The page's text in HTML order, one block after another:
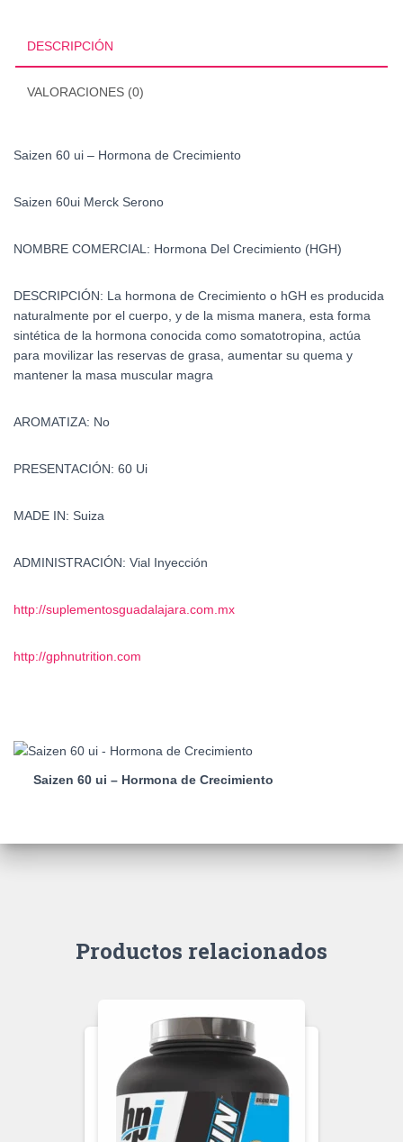
DESCRIPCIÓN
VALORACIONES (0)
Saizen 60 ui – Hormona de Crecimiento
Saizen 60ui Merck Serono
NOMBRE COMERCIAL: Hormona Del Crecimiento (HGH)
DESCRIPCIÓN: La hormona de Crecimiento o hGH es producida
naturalmente por el cuerpo, y de la misma manera, esta forma
sintética de la hormona conocida como somatotropina, actúa
para movilizar las reservas de grasa, aumentar su quema y
mantener la masa muscular magra
AROMATIZA: No
PRESENTACIÓN: 60 Ui
MADE IN: Suiza
ADMINISTRACIÓN: Vial Inyección
http://suplementosguadalajara.com.mx
http://gphnutrition.com
Saizen 60 ui – Hormona de Crecimiento
Productos relacionados